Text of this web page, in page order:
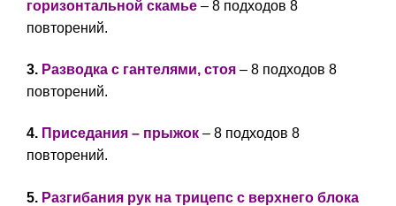
горизонтальной скамье – 8 подходов 8
повторений.
3. Разводка с гантелями, стоя – 8 подходов 8
повторений.
4. Приседания – прыжок – 8 подходов 8
повторений.
5. Разгибания рук на трицепс с верхнего блока